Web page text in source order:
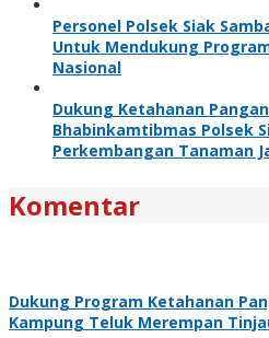
Personel Polsek Siak
Untuk Mendukung
Nasional
Dukung Ketahanan
Bhabinkamtibmas Polsek
Perkembangan Tanaman
Komentar
Dukung Program Ketahanan
Kampung Teluk Merempan